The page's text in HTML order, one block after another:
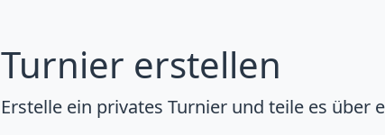
Turnier erstellen
Erstelle ein privates Turnier und teile es über